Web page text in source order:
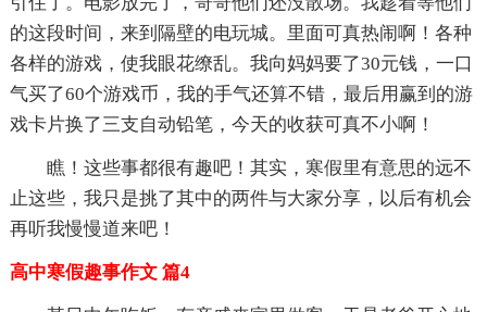
的这段时间，来到隔壁的电玩城。里面可真热闹啊！各种
各样的游戏，使我眼花缭乱。我向妈妈要了30元钱，一口
气买了60个游戏币，我的手气还算不错，最后用赢到的游
戏卡片换了三支自动铅笔，今天的收获可真不小啊！
瞧！这些事都很有趣吧！其实，寒假里有意思的远不
止这些，我只是挑了其中的两件与大家分享，以后有机会
再听我慢慢道来吧！
高中寒假趣事作文 篇4